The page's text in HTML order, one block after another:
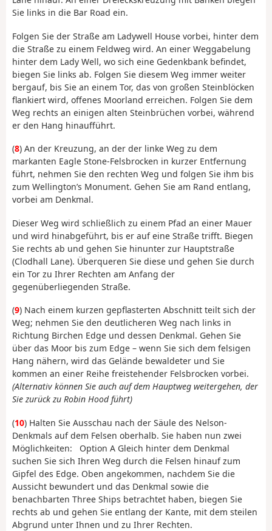
Sie links in die Bar Road ein.
Folgen Sie der Straße am Ladywell House vorbei, hinter dem
die Straße zu einem Feldweg wird. An einer Weggabelung
hinter dem Lady Well, wo sich eine Gedenkbank befindet,
biegen Sie links ab. Folgen Sie diesem Weg immer weiter
bergauf, bis Sie an einem Tor, das von großen Steinblöcken
flankiert wird, offenes Moorland erreichen. Folgen Sie dem
Weg rechts an einigen alten Steinbrüchen vorbei, während
er den Hang hinaufführt.
(8) An der Kreuzung, an der der linke Weg zu dem
markanten Eagle Stone-Felsbrocken in kurzer Entfernung
führt, nehmen Sie den rechten Weg und folgen Sie ihm bis
zum Wellington’s Monument. Gehen Sie am Rand entlang,
vorbei am Denkmal.
Dieser Weg wird schließlich zu einem Pfad an einer Mauer
und wird hinabgeführt, bis er auf eine Straße trifft. Biegen
Sie rechts ab und gehen Sie hinunter zur Hauptstraße
(Clodhall Lane). Überqueren Sie diese und gehen Sie durch
ein Tor zu Ihrer Rechten am Anfang der
gegenüberliegenden Straße.
(9) Nach einem kurzen gepflasterten Abschnitt teilt sich der
Weg; nehmen Sie den deutlicheren Weg nach links in
Richtung Birchen Edge und dessen Denkmal. Gehen Sie
über das Moor bis zum Edge – wenn Sie sich dem felsigen
Hang nähern, wird das Gelände bewaldeter und Sie
kommen an einer Reihe freistehender Felsbrocken vorbei.
(Alternativ können Sie auch auf dem Hauptweg weitergehen, der
Sie zurück zu Robin Hood führt)
(10) Halten Sie Ausschau nach der Säule des Nelson-
Denkmals auf dem Felsen oberhalb. Sie haben nun zwei
Möglichkeiten: Option A Gleich hinter dem Denkmal
suchen Sie sich Ihren Weg durch die Felsen hinauf zum
Gipfel des Edge. Oben angekommen, nachdem Sie die
Aussicht bewundert und das Denkmal sowie die
benachbarten Three Ships betrachtet haben, biegen Sie
rechts ab und gehen Sie entlang der Kante, mit dem steilen
Abgrund unter Ihnen und zu Ihrer Rechten.